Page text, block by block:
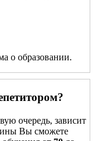
о образовании.
очередь, зависит
Вы сможете